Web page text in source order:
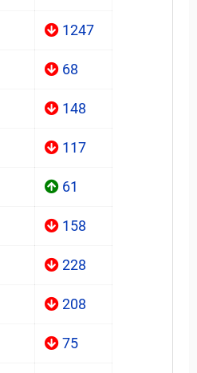
1247
68
148
117
61
158
228
208
75